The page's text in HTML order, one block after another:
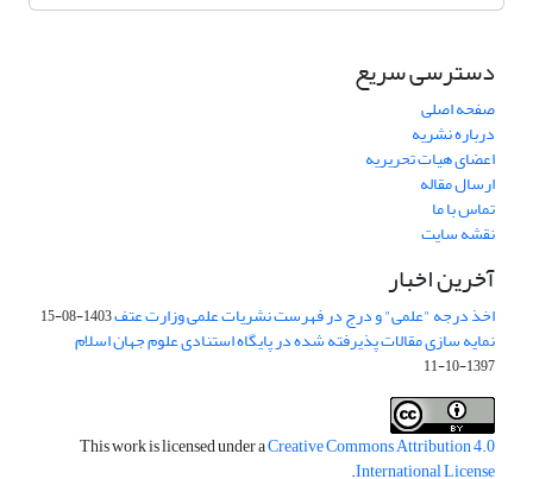
دسترسی سریع
صفحه اصلی
درباره نشریه
اعضای هیات تحریریه
ارسال مقاله
تماس با ما
نقشه سایت
آخرین اخبار
اخذ درجه "علمی" و درج در فهرست نشریات علمی وزارت عتف1403-08-15
نمایه سازی مقالات پذیرفته شده در پایگاه استنادی علوم جهان اسلام
1397-10-11
This work is licensed under aCreative Commons Attribution 4.0
International License
.